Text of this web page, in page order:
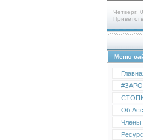
Четверг,
Меню
Об
Члены